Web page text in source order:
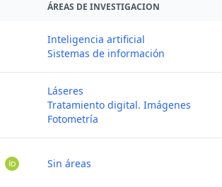
ÁREAS DE INVESTIGACION
Inteligencia artificial
Sistemas de información
Láseres
Tratamiento digital. Imágenes
Fotometría
Sin áreas